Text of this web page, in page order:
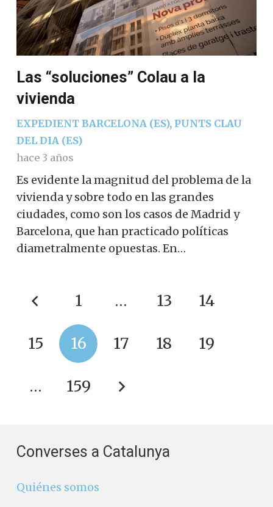
Las “soluciones” Colau a la
vivienda
EXPEDIENT BARCELONA (ES), PUNTS CLAU
DEL DIA (ES)
hace 3 años
Es evidente la magnitud del problema de la
vivienda y sobre todo en las grandes
ciudades, como son los casos de Madrid y
Barcelona, ​​que han practicado políticas
diametralmente opuestas. En…
1 … 13 14
15 16 17 18 19
… 159
Converses a Catalunya
Quiénes somos